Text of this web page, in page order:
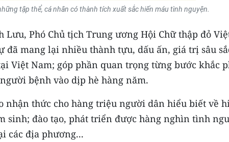
tập thể, cá nhân có thành tích xuất sắc hiến máu tình nguyện.
Phó Chủ tịch Trung ương Hội Chữ thập đỏ
mang lại nhiều thành tựu, dấu ấn, giá trị sâu
Việt Nam; góp phần quan trọng từng bước khắc
bệnh vào dịp hè hàng năm.
nhận thức cho hàng triệu người dân hiểu biết về
sinh; đào tạo, phát triển được hàng nghìn tình
các địa phương...